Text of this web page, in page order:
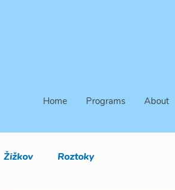
Home Programs About
Žižkov Roztoky